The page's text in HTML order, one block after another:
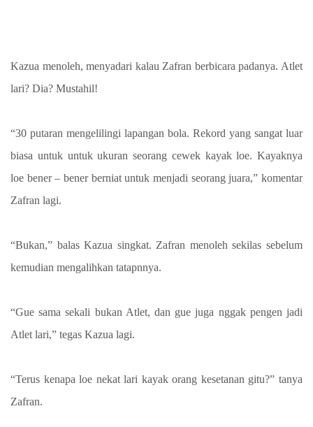
Kazua menoleh, menyadari kalau Zafran berbicara padanya. Atlet
lari? Dia? Mustahil!
“30 putaran mengelilingi lapangan bola. Rekord yang sangat luar
biasa untuk untuk ukuran seorang cewek kayak loe. Kayaknya
loe bener – bener berniat untuk menjadi seorang juara,” komentar
Zafran lagi.
“Bukan,” balas Kazua singkat. Zafran menoleh sekilas sebelum
kemudian mengalihkan tatapnnya.
“Gue sama sekali bukan Atlet, dan gue juga nggak pengen jadi
Atlet lari,” tegas Kazua lagi.
“Terus kenapa loe nekat lari kayak orang kesetanan gitu?” tanya
Zafran.